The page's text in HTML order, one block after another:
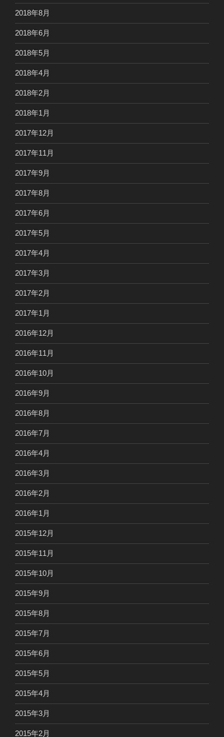
2018年8月
2018年6月
2018年5月
2018年4月
2018年2月
2018年1月
2017年12月
2017年11月
2017年9月
2017年8月
2017年6月
2017年5月
2017年4月
2017年3月
2017年2月
2017年1月
2016年12月
2016年11月
2016年10月
2016年9月
2016年8月
2016年7月
2016年4月
2016年3月
2016年2月
2016年1月
2015年12月
2015年11月
2015年10月
2015年9月
2015年8月
2015年7月
2015年6月
2015年5月
2015年4月
2015年3月
2015年2月